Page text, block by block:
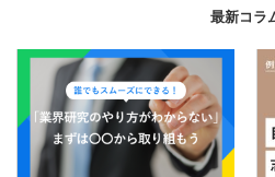
最新コラ